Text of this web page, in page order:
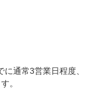
通常3営業日程度、
。